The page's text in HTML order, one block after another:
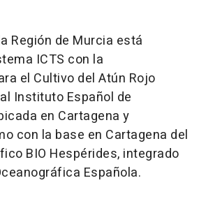
Región de Murcia está
ICTS con la
el Cultivo del Atún Rojo
Instituto Español de
en Cartagena y
con la base en Cartagena del
BIO Hespérides, integrado
Española.